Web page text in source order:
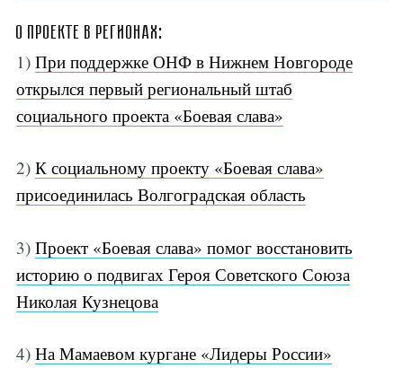
О проекте в регионах:
1) При поддержке ОНФ в Нижнем Новгороде
открылся первый региональный штаб
социального проекта «Боевая слава»
2) К социальному проекту «Боевая слава»
присоединилась Волгоградская область
3) Проект «Боевая слава» помог восстановить
историю о подвигах Героя Советского Союза
Николая Кузнецова
4) На Мамаевом кургане «Лидеры России»